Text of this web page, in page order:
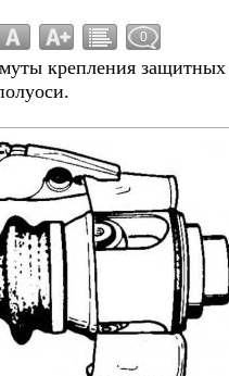
0
крепления защитных